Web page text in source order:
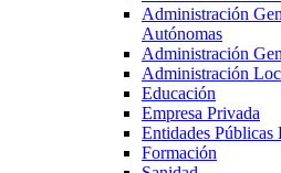
Administración
Autónomas
Administración
Administración
Educación
Empresa Privada
Entidades Públicas
Formación